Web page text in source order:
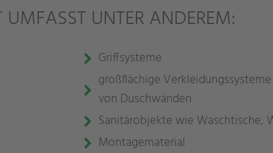
UNTER ANDEREM:
Griffsysteme
großflächige
von Duschwänden
Sanitärobjekte wie Waschtische,
Montagematerial